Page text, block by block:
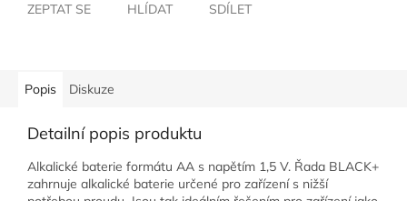
ZEPTAT SE HLÍDAT SDÍLET
Popis Diskuze
Detailní popis produktu
Alkalické baterie formátu AA s napětím 1,5 V. Řada BLACK+
zahrnuje alkalické baterie určené pro zařízení s nižší